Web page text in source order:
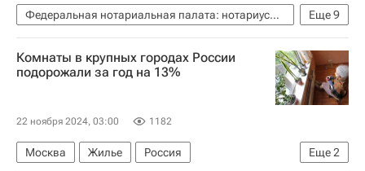
Еще9
Федеральная нотариальная палата: нотариусы советуют
Федеральная нотариальная палата
Нотариусы
Сделки Жилье
Россия
Полезное – РИА Недвижимость
Комнаты в крупных городах России
подорожали за год на 13%
22 ноября 2024, 03:00 1182
Еще2
Москва Жилье
Россия